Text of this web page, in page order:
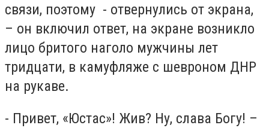
связи, поэтому - отвернулись от экрана,
– он включил ответ, на экране возникло
лицо бритого наголо мужчины лет
тридцати, в камуфляже с шевроном ДНР
на рукаве.
- Привет, «Юстас»! Жив? Ну, слава Богу! –